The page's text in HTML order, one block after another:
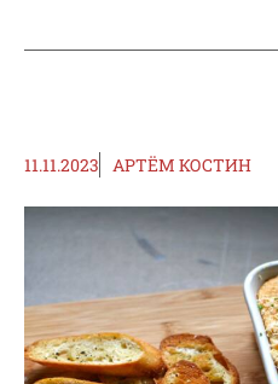
11.11.2023 АРТЁМ КОСТИН